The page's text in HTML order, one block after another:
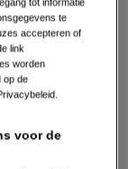
te
accepteren of
link
worden
op de
voor de